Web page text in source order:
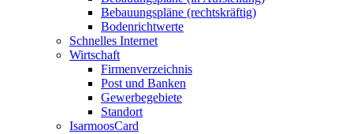
Bebauungspläne (rechtskräftig)
Bodenrichtwerte
Schnelles Internet
Wirtschaft
Firmenverzeichnis
Post und Banken
Gewerbegebiete
Standort
IsarmoosCard